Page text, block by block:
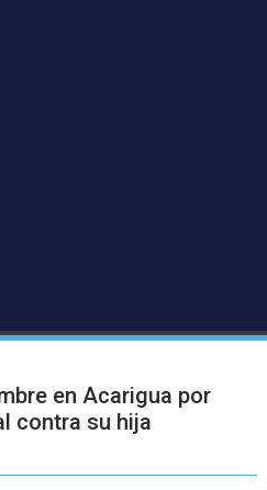
en Acarigua por
contra su hija